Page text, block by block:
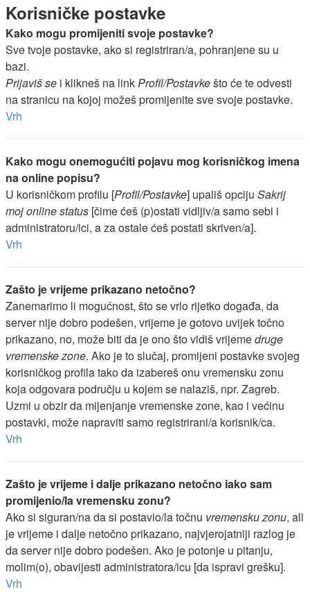
Korisničke postavke
Kako mogu promijeniti svoje postavke?
Sve tvoje postavke, ako si registriran/a, pohranjene su u
bazi.
Prijaviš se i klikneš na linkProfil/Postavkešto će te odvesti
na stranicu na kojoj možeš promijenite sve svoje postavke.
Vrh
Kako mogu onemogućiti pojavu mog korisničkog imena
na online popisu?
U korisničkom profilu [Profil/Postavke] upališ opciju Sakrij
moj online status [čime ćeš (p)ostati vidljiv/a samo sebi i
administratoru/ici, a za ostale ćeš postati skriven/a].
Vrh
Zašto je vrijeme prikazano netočno?
Zanemarimo li mogućnost, što se vrlo rijetko događa, da
server nije dobro podešen, vrijeme je gotovo uvijek točno
prikazano, no, može biti da je ono što vidiš vrijemedruge
vremenske zone. Ako je to slučaj, promijeni postavke svojeg
korisničkog profila tako da izabereš onu vremensku zonu
koja odgovara području u kojem se nalaziš, npr. Zagreb.
Uzmi u obzir da mijenjanje vremenske zone, kao i većinu
postavki, može napraviti samo registrirani/a korisnik/ca.
Vrh
Zašto je vrijeme i dalje prikazano netočno iako sam
promijenio/la vremensku zonu?
Ako si siguran/na da si postavio/la točnu vremensku zonu, ali
je vrijeme i dalje netočno prikazano, najvjerojatniji razlog je
da server nije dobro podešen. Ako je potonje u pitanju,
molim(o), obavijesti administratora/icu [da ispravi grešku].
Vrh